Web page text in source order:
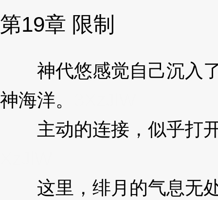
第19章 限制
神代悠感觉自己沉入了
神海洋。
主动的连接，似乎打开
这里，绯月的气息无处